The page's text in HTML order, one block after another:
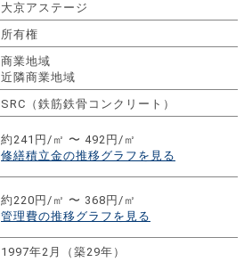
大京アステージ
所有権
商業地域
近隣商業地域
SRC（鉄筋鉄骨コンクリート）
約241円/㎡ 〜 492円/㎡
修繕積立金の推移グラフを見る
約220円/㎡ 〜 368円/㎡
管理費の推移グラフを見る
1997年2月（築29年）